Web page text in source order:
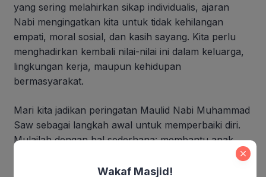
yang sering melahirkan sikap individualis, ajaran
Nabi mengingatkan kita untuk tidak kehilangan
empati, moral sosial, dan kasih sayang. Kita perlu
menghadirkan kembali nilai-nilai ini dalam keluarga,
lingkungan kerja, maupun kehidupan
bermasyarakat.
Mari kita jadikan peringatan Maulid Nabi Muhammad
Saw sebagai langkah awal untuk memperbaiki diri.
Mulailah dengan hal sederhana: membantu anak
mengasihi siapa pun tanpa memandang latar
Wakaf Masjid!